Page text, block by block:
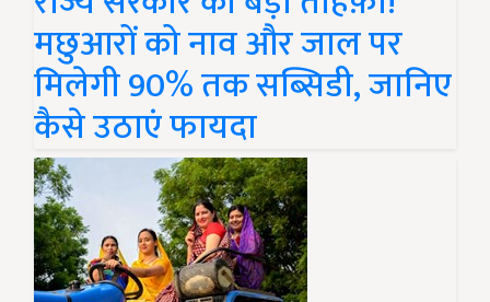
मछुआरों को नाव और जाल पर
मिलेगी 90% तक सब्सिडी, जानिए
कैसे उठाएं फायदा